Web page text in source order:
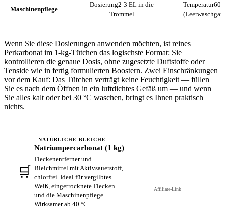
Maschinenpflege
Dosierung2-3 EL in die
Trommel
Temperatur60
Wenn Sie diese Dosierungen anwenden möchten, ist reines
Perkarbonat im 1-kg-Tütchen das logischste Format: Sie
kontrollieren die genaue Dosis, ohne zugesetzte Duftstoffe oder
Tenside wie in fertig formulierten Boostern. Zwei Einschränkungen
vor dem Kauf: Das Tütchen verträgt keine Feuchtigkeit — füllen
Sie es nach dem Öffnen in ein luftdichtes Gefäß um — und wenn
Sie alles kalt oder bei 30 °C waschen, bringt es Ihnen praktisch
nichts.
🛒
NATÜRLICHE BLEICHE
Natriumpercarbonat (1 kg)
Fleckenentferner und
Bleichmittel mit Aktivsauerstoff,
chlorfrei. Ideal für vergilbtes
Weiß, eingetrocknete Flecken
und die Maschinenpflege.
Wirksamer ab 40 °C.
Affiliate-Link